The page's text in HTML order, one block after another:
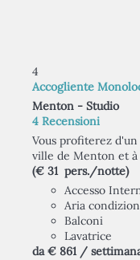
4
Accogliente
Menton - Studio
4 Recensioni
Vous profiterez
ville de Menton et à
(€ 31 pers./notte)
Accesso
Aria
Balconi
Lavatrice
da € 861 /